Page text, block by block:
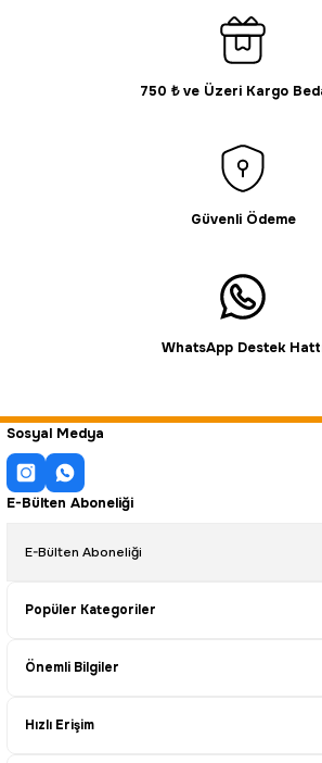
Gönder
750 ₺ ve Üzeri Kargo
Güvenli Ödeme
WhatsApp Destek
Sosyal Medya
E-Bülten Aboneliği
Popüler Kategoriler
Önemli Bilgiler
Hızlı Erişim